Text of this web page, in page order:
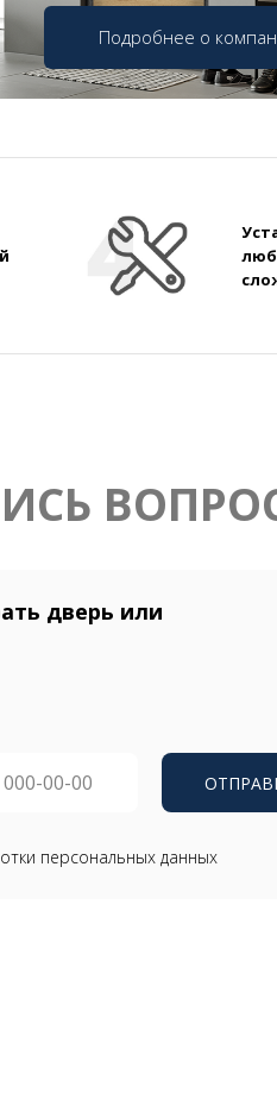
Подробнее о
дверь или
персональных данных